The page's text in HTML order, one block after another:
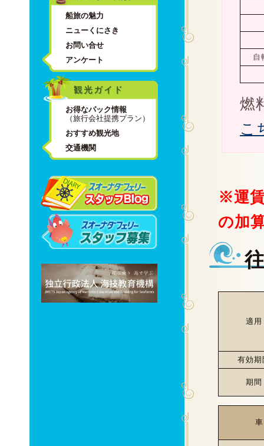
船旅の魅力
ニューくにさき
お問い合せ
アンケート
観光ガイド
お得なパック情報
（旅行会社提携プラン）
おすすめ観光地
交通機関
自
燃
こ
※運
の加
適用
有効期
期間